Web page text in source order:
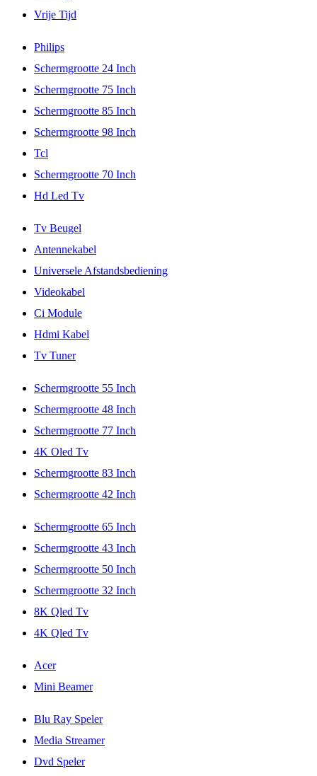
Vrije Tijd
Philips
Schermgrootte 24 Inch
Schermgrootte 75 Inch
Schermgrootte 85 Inch
Schermgrootte 98 Inch
Tcl
Schermgrootte 70 Inch
Hd Led Tv
Tv Beugel
Antennekabel
Universele Afstandsbediening
Videokabel
Ci Module
Hdmi Kabel
Tv Tuner
Schermgrootte 55 Inch
Schermgrootte 48 Inch
Schermgrootte 77 Inch
4K Oled Tv
Schermgrootte 83 Inch
Schermgrootte 42 Inch
Schermgrootte 65 Inch
Schermgrootte 43 Inch
Schermgrootte 50 Inch
Schermgrootte 32 Inch
8K Qled Tv
4K Qled Tv
Acer
Mini Beamer
Blu Ray Speler
Media Streamer
Dvd Speler